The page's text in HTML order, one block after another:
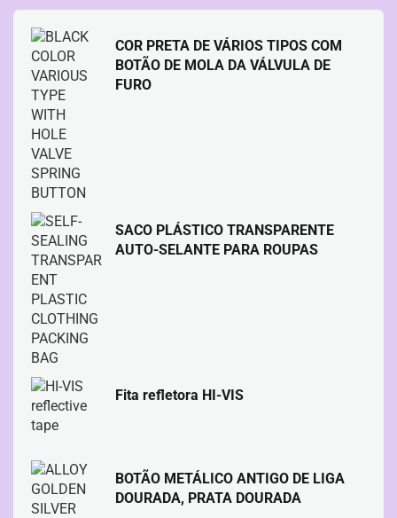
COR PRETA DE VÁRIOS TIPOS COM
BOTÃO DE MOLA DA VÁLVULA DE
FURO
SACO PLÁSTICO TRANSPARENTE
AUTO-SELANTE PARA ROUPAS
Fita refletora HI-VIS
BOTÃO METÁLICO ANTIGO DE LIGA
DOURADA, PRATA DOURADA